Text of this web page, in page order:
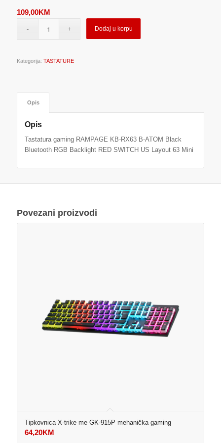
109,00KM
Dodaj u korpu
Kategorija: TASTATURE
Opis
Opis
Tastatura gaming RAMPAGE KB-RX63 B-ATOM Black
Bluetooth RGB Backlight RED SWITCH US Layout 63 Mini
Povezani proizvodi
Tipkovnica X-trike me GK-915P mehanička gaming
64,20KM